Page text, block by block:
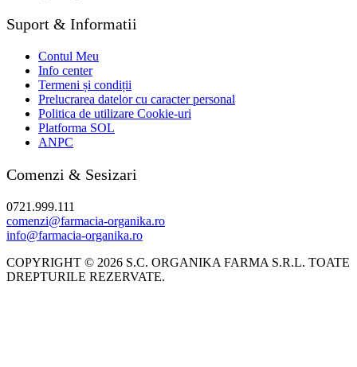
Suport & Informatii
Contul Meu
Info center
Termeni și condiții
Prelucrarea datelor cu caracter personal
Politica de utilizare Cookie-uri
Platforma SOL
ANPC
Comenzi & Sesizari
0721.999.111
comenzi@farmacia-organika.ro
info@farmacia-organika.ro
COPYRIGHT © 2026 S.C. ORGANIKA FARMA S.R.L. TOATE
DREPTURILE REZERVATE.